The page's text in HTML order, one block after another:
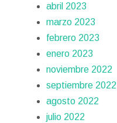
abril 2023
marzo 2023
febrero 2023
enero 2023
noviembre 2022
septiembre 2022
agosto 2022
julio 2022